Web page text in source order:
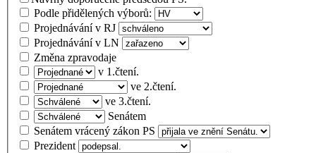
Podle přidělených výborů:
Projednávání v RJ
Projednávání v LN
Změna zpravodaje
v 1.čtení.
ve 2.čtení.
ve 3.čtení.
Senátem
Senátem vrácený zákon PS
Prezident